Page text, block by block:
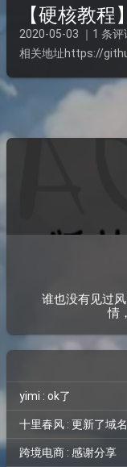
【硬核教
2020-05-03 ｜1 条评
谁也没有见过
情
yimi : ok了
十里春风 : 更新了域
跨境电商 : 感谢分享